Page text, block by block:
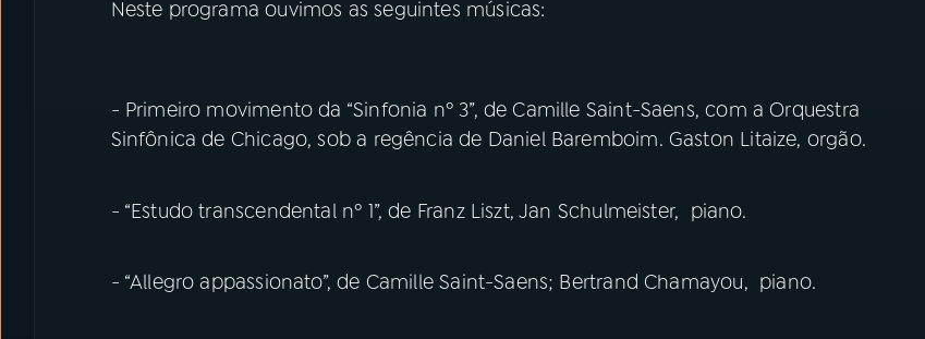
Neste programa ouvimos as seguintes músicas:
- Primeiro movimento da “Sinfonia nº 3”, de Camille Saint-Saens, com a Orquestra
Sinfônica de Chicago, sob a regência de Daniel Baremboim. Gaston Litaize, orgão.
- “Estudo transcendental nº 1”, de Franz Liszt, Jan Schulmeister, piano.
- “Allegro appassionato”, de Camille Saint-Saens; Bertrand Chamayou, piano.